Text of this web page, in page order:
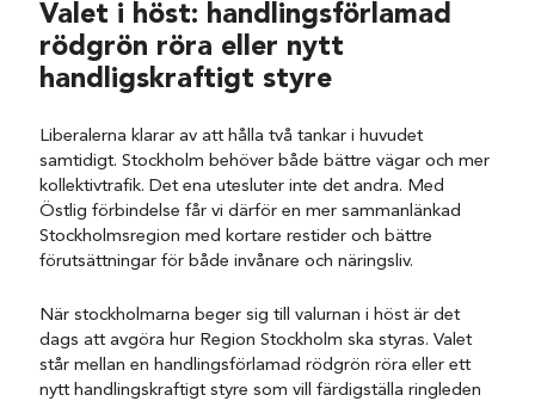
Valet i höst: handlingsförlamad
rödgrön röra eller nytt
handligskraftigt styre
Liberalerna klarar av att hålla två tankar i huvudet
samtidigt. Stockholm behöver både bättre vägar och mer
kollektivtrafik. Det ena utesluter inte det andra. Med
Östlig förbindelse får vi därför en mer sammanlänkad
Stockholmsregion med kortare restider och bättre
förutsättningar för både invånare och näringsliv.
När stockholmarna beger sig till valurnan i höst är det
dags att avgöra hur Region Stockholm ska styras. Valet
står mellan en handlingsförlamad rödgrön röra eller ett
nytt handlingskraftigt styre som vill färdigställa ringleden